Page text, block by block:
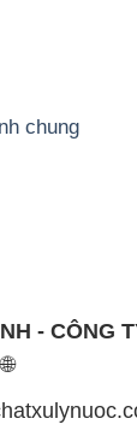
chung
- CÔNG